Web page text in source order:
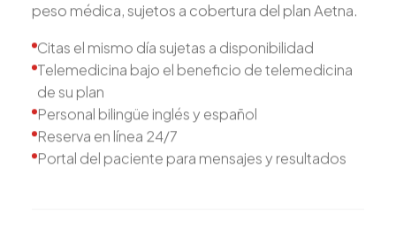
peso médica, sujetos a cobertura del plan Aetna.
Citas el mismo día sujetas a disponibilidad
Telemedicina bajo el beneficio de telemedicina
de su plan
Personal bilingüe inglés y español
Reserva en línea 24/7
Portal del paciente para mensajes y resultados